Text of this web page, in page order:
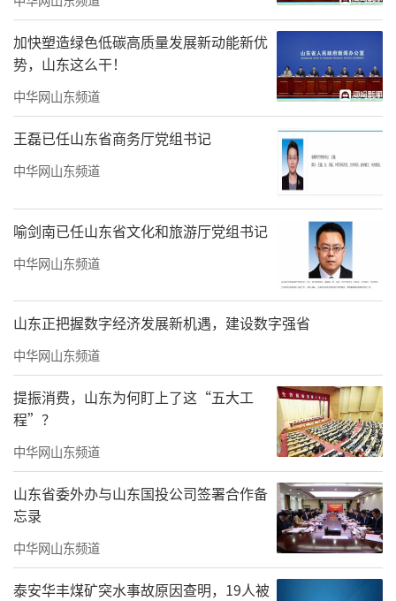
加快塑造绿色低碳高质量发展新动能新优
势，山东这么干！
中华网山东频道
王磊已任山东省商务厅党组书记
中华网山东频道
喻剑南已任山东省文化和旅游厅党组书记
中华网山东频道
山东正把握数字经济发展新机遇，建设数字强省
中华网山东频道
提振消费，山东为何盯上了这“五大工
程”？
中华网山东频道
山东省委外办与山东国投公司签署合作备
忘录
中华网山东频道
泰安华丰煤矿突水事故原因查明，19人被